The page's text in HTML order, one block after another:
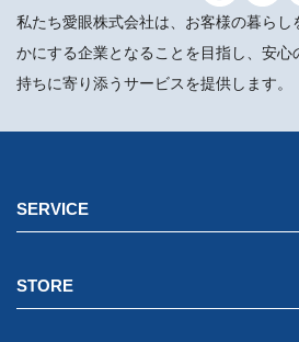
私たち愛眼株式会社は、お客様の暮らし
かにする企業となることを目指し、安
持ちに寄り添うサービスを提供します。
SERVICE
STORE